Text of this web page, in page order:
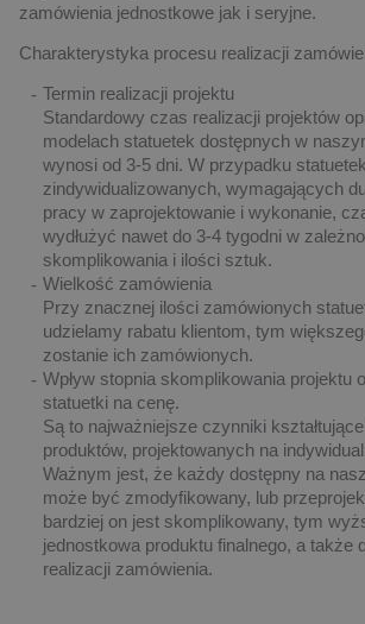
zamówienia jednostkowe jak i seryjne.
Charakterystyka procesu realizacji
Termin realizacji projektu
Standardowy czas realizacji projektów
modelach statuetek dostępnych w
wynosi od 3-5 dni. W przypadku statuetek
zindywidualizowanych, wymagających
pracy w zaprojektowanie i wykonanie,
wydłużyć nawet do 3-4 tygodni w
skomplikowania i ilości sztuk.
Wielkość zamówienia
Przy znacznej ilości zamówionych
udzielamy rabatu klientom, tym
zostanie ich zamówionych.
Wpływ stopnia skomplikowania projektu
statuetki na cenę.
Są to najważniejsze czynniki
produktów, projektowanych na
Ważnym jest, że każdy dostępny na
może być zmodyfikowany, lub
bardziej on jest skomplikowany, tym
jednostkowa produktu finalnego, a także
realizacji zamówienia.